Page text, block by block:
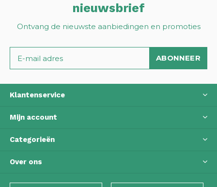
nieuwsbrief
Ontvang de nieuwste aanbiedingen en promoties
ABONNEER
Klantenservice
Mijn account
Categorieën
Over ons